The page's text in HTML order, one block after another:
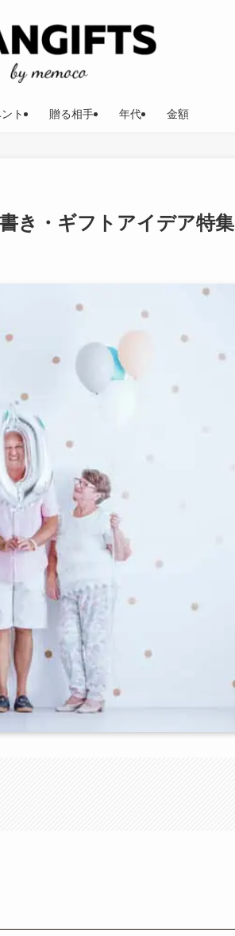
ト 贈る相手 年代 金額
き・ギフトアイデア特集